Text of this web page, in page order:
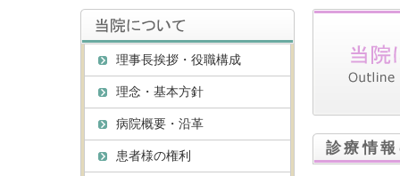
診療情
理事長挨拶・役職構成
理念・基本方針
病院概要・沿革
患者様の権利